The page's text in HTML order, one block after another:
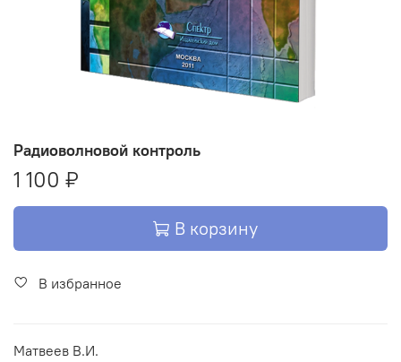
Радиоволновой контроль
1 100 ₽
В корзину
В избранное
Матвеев В.И.